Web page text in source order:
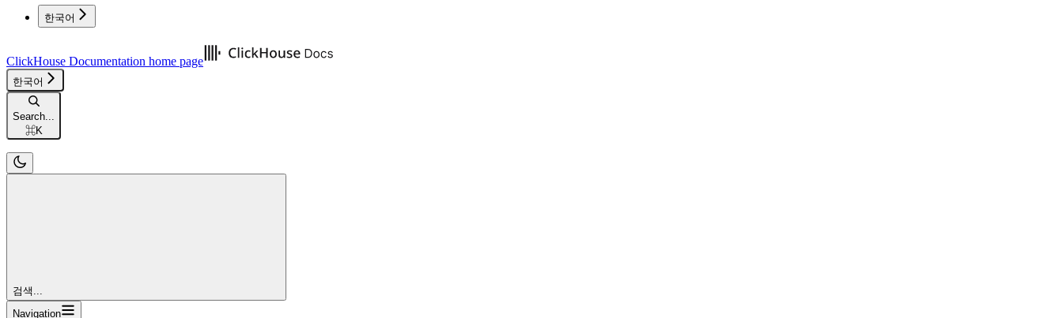
한국어
ClickHouse Documentation home page
한국어
Search...
⌘K
검색...
Navigation